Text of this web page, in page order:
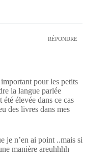
RÉPONDRE
pour les petits
la langue parlée
été élevée dans ce cas
des livres dans mes
je n’en ai point ..mais si
manière areuhhhh